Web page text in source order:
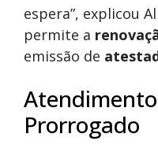
espera”, explicou
permite a
emissão de
Prorrogado